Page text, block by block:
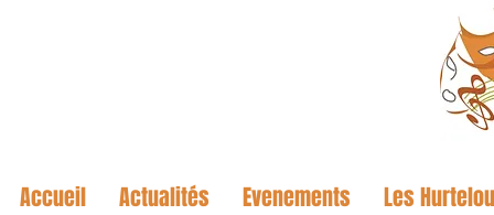
Accueil Actualités Evenements Les